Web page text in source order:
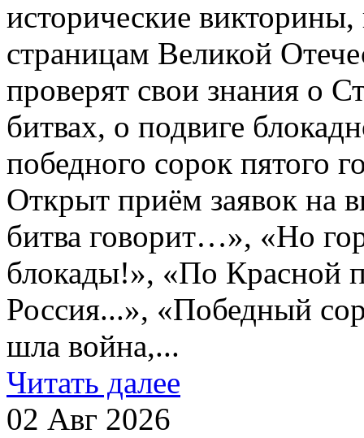
исторические
страницам Великой
проверят свои знания о
битвах, о подвиге
победного сорок пятого
Открыт приём заявок на
битва говорит…», «Но
блокады!», «По Красной
Россия...», «Победный
шла война,...
Читать далее
02 Авг 2026